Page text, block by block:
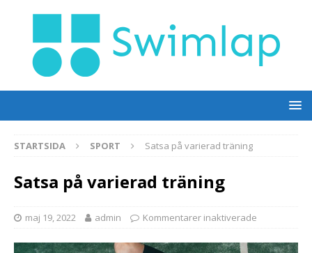
STARTSIDA SPORT Satsa på varierad träning
Satsa på varierad träning
maj 19, 2022 admin Kommentarer inaktiverade